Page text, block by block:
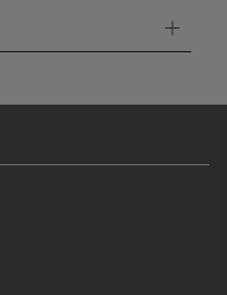
連絡頂いた場合はキャン
み再度ご注文お願いしま
合がございます。あらか